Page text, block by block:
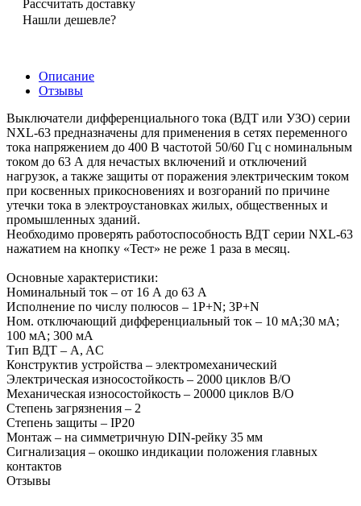
Рассчитать доставку
Нашли дешевле?
Описание
Отзывы
Выключатели дифференциального тока (ВДТ или УЗО) серии
NXL-63 предназначены для применения в сетях переменного
тока напряжением до 400 В частотой 50/60 Гц с номинальным
током до 63 А для нечастых включений и отключений
нагрузок, а также защиты от поражения электрическим током
при косвенных прикосновениях и возгораний по причине
утечки тока в электроустановках жилых, общественных и
промышленных зданий.
Необходимо проверять работоспособность ВДТ серии NXL-63
нажатием на кнопку «Тест» не реже 1 раза в месяц.
Основные характеристики:
Номинальный ток – от 16 А до 63 А
Исполнение по числу полюсов – 1P+N; 3P+N
Ном. отключающий дифференциальный ток – 10 мА;30 мA;
100 мA; 300 мA
Тип ВДТ – A, AC
Конструктив устройства – электромеханический
Электрическая износостойкость – 2000 циклов В/О
Механическая износостойкость – 20000 циклов В/О
Степень загрязнения – 2
Степень защиты – IP20
Монтаж – на симметричную DIN-рейку 35 мм
Сигнализация – окошко индикации положения главных
контактов
Отзывы